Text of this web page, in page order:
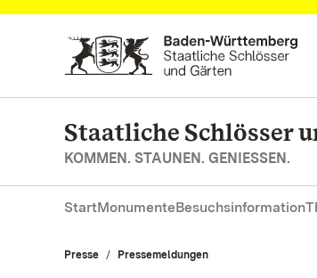
Zum Hauptinhalt springen
Staatliche Schlösser
KOMMEN. STAUNEN. GENIESSEN.
StartMonumenteBesuchsinformation
Presse Pressemeldungen